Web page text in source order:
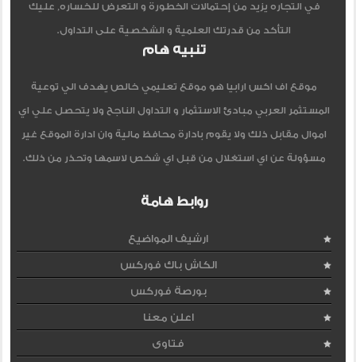
في التجاره يزيد من إحتمالات الخطورة و التعرض للخساره, عليك
التأكد من قدرتك العلمية و الشخصية على التداول.
تنبيه هام
موقع اف اكس ارابيا هو موقع تعليمي خالص يهدف الي توعية
المستثمر العربي مبادئ الاستثمار و التداول الناجح ولا يتحصل علي اي
اموال مقابل ذلك ولا يقوم بادارة محافظ مالية وان ادارة الموقع غير
مسؤولة عن اي استغلال من قبل اي شخص لاسمها وتحذر من ذلك.
روابط هامة
ارشيف المواضيع
الكاش باك فوركس
بورصة فوركس
اعلن معنا
فتاوى